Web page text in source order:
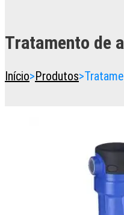
or
collapse
Tratamento de
Início>Produtos>